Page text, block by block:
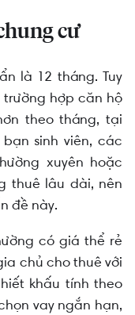
cư
là 12 tháng. Tuy
hợp căn hộ
theo tháng, tại
sinh viên, các
xuyên hoặc
thuê lâu dài, nên
đề này.
có giá thể rẻ
chủ cho thuê với
khấu tính theo
vay ngắn hạn,